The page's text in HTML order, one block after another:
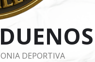
DEPORTIVA